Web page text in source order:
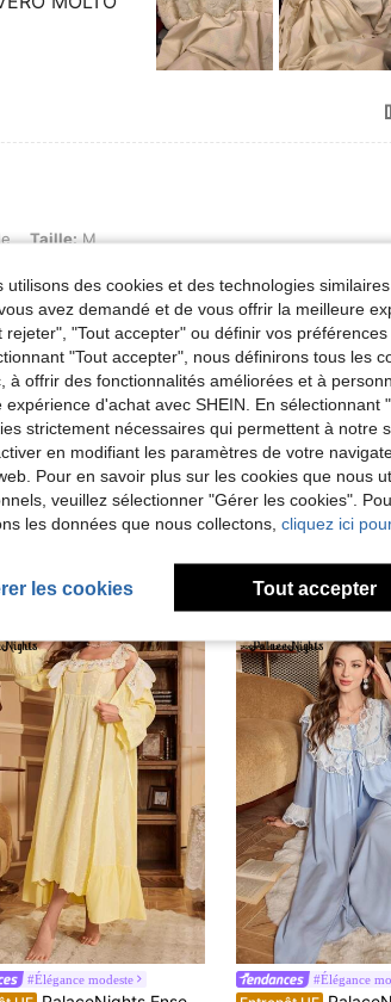
M Taille:M
estivo non adatta all’inverno
Voir Plus D'avis
#Élégance modeste #Élégance
utilisons des cookies et des technologies
avez demandé et de vous offrir la meilleure
rejeter", "Tout accepter" ou définir vos
"Tout accepter", nous définirons tous les
à offrir des fonctionnalités améliorées et à
expérience d'achat avec SHEIN. En
strictement nécessaires qui permettent à notre
en modifiant les paramètres de votre
Pour en savoir plus sur les cookies que nous
veuillez sélectionner "Gérer les cookies".
les données que nous collectons, cliquez ici
les cookies Tout accepter